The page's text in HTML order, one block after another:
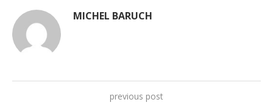
MICHEL BARUCH
previous post